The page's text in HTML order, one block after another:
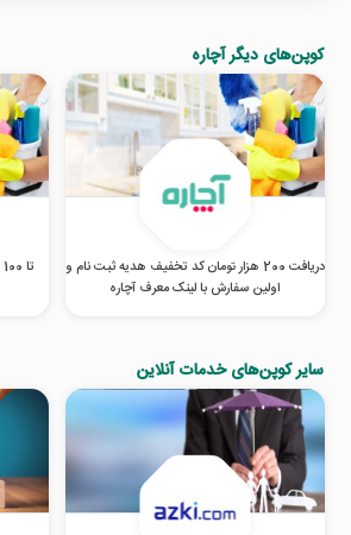
کوپن‌های دیگر آچاره
دریافت 200 هزار تومان کد تخفیف هدیه ثبت نام و
اولین سفارش با لینک معرف آچاره
سایر کوپن‌های خدمات آنلاین